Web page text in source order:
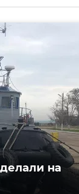
на